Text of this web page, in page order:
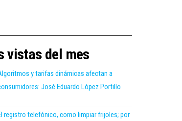
vistas del mes
y tarifas dinámicas afectan a
José Eduardo López Portillo
registro telefónico, como limpiar frijoles; por